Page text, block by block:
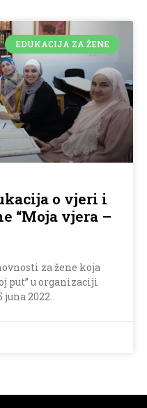
EDUKACIJA ZA ŽENE
o vjeri i
“Moja vjera –
za žene koja
put” u organizaciji
juna 2022.